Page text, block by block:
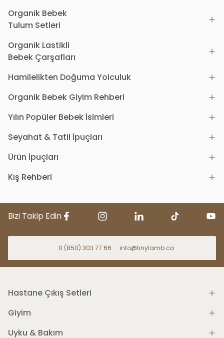
Organik Bebek
Tulum Setleri
Organik Lastikli
Bebek Çarşafları
Hamilelikten Doğuma Yolculuk
Organik Bebek Giyim Rehberi
Yılın Popüler Bebek İsimleri
Seyahat & Tatil İpuçları
Ürün İpuçları
Kış Rehberi
Bizi Takip Edin
0 (850) 303 77 66 info@tinylamb.co
Hastane Çıkış Setleri
Giyim
Uyku & Bakım